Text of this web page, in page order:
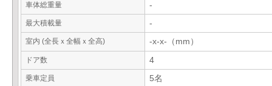
車体総重量 -
最大積載量 -
室内 (全長ｘ全幅ｘ全高) -x-x-（mm）
ドア数 4
乗車定員 5名